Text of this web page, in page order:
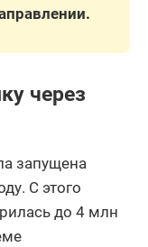
через
запущена
С этого
до 4 млн